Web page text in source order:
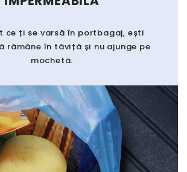
ce ți se varsă în portbagaj, ești
rămâne în tăviță și nu ajunge pe
mochetă.